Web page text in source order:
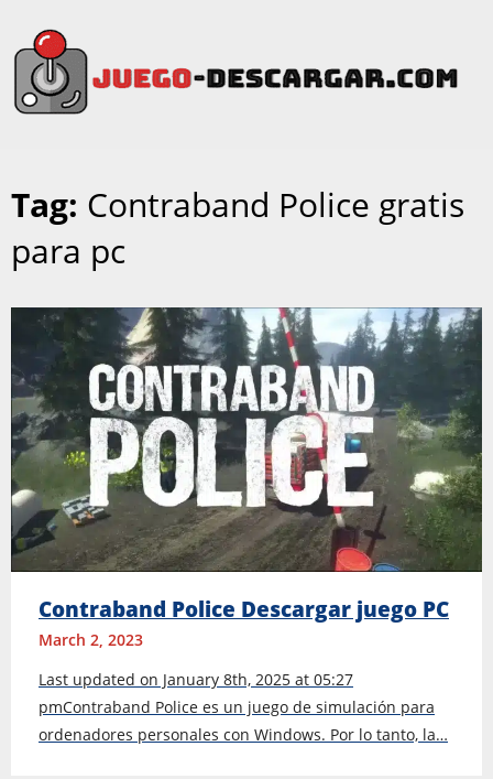
Tag: Contraband Police gratis
para pc
Contraband Police Descargar juego PC
March 2, 2023
Last updated on January 8th, 2025 at 05:27
pmContraband Police es un juego de simulación para
ordenadores personales con Windows. Por lo tanto, la…